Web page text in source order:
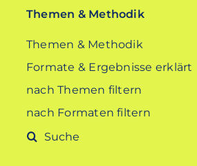
Themen & Methodik
Themen & Methodik
Formate & Ergebnisse erklärt
nach Themen filtern
nach Formaten filtern
Suche